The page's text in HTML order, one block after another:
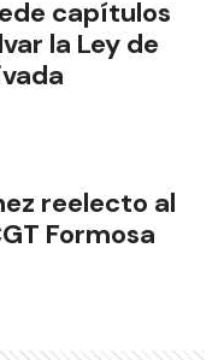
capítulos
la Ley de
reelecto al
Formosa